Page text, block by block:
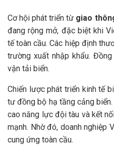
Cơ hội phát triển từ giao
đang rộng mở, đặc biệt khi
tế toàn cầu. Các hiệp định
trường xuất nhập khẩu.
vận tải biển.
Chiến lược phát triển kinh tế
tư đồng bộ hạ tầng cảng
cao năng lực đội tàu và kết
mạnh. Nhờ đó, doanh nghiệp
cung ứng toàn cầu.